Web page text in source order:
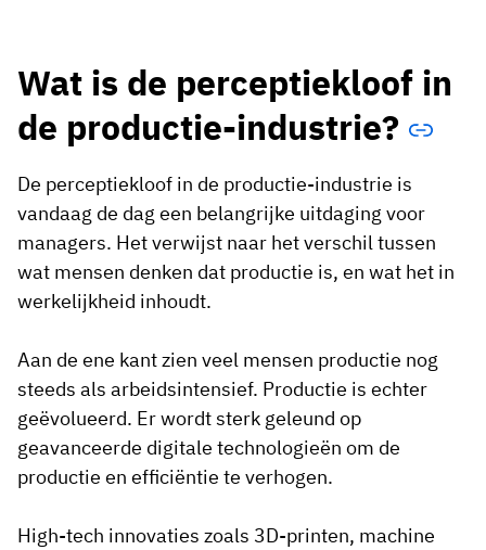
Wat is de perceptiekloof in
de productie-industrie?
De perceptiekloof in de productie-industrie is
vandaag de dag een belangrijke uitdaging voor
managers. Het verwijst naar het verschil tussen
wat mensen denken dat productie is, en wat het in
werkelijkheid inhoudt.
Aan de ene kant zien veel mensen productie nog
steeds als arbeidsintensief. Productie is echter
geëvolueerd. Er wordt sterk geleund op
geavanceerde digitale technologieën om de
productie en efficiëntie te verhogen.
High-tech innovaties zoals 3D-printen, machine